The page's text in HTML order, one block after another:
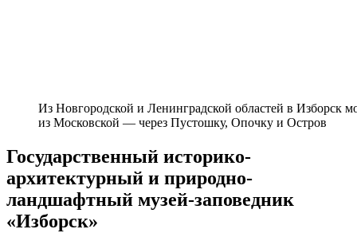
Из Новгородской и Ленинградской областей в Изборск
из Московской — через Пустошку, Опочку и Остров
Государственный историко-
архитектурный и природно-
ландшафтный музей-заповедник
«Изборск»